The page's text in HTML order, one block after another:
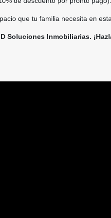
que tu familia necesita en
Soluciones Inmobiliarias.